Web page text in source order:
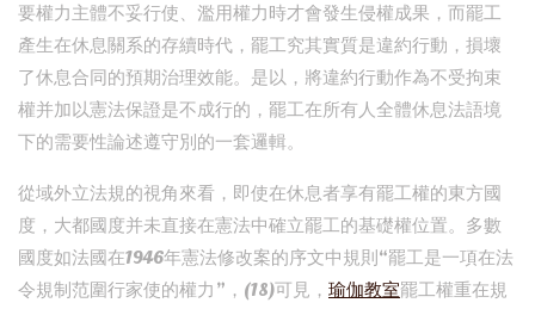
要權力主體不妥行使、濫用權力時才會發生侵權成果，而罷工
產生在休息關系的存續時代，罷工究其實質是違約行動，損壞
了休息合同的預期治理效能。是以，將違約行動作為不受拘束
權并加以憲法保證是不成行的，罷工在所有人全體休息法語境
下的需要性論述遵守別的一套邏輯。
從域外立法規的視角來看，即使在休息者享有罷工權的東方國
度，大都國度并未直接在憲法中確立罷工的基礎權位置。多數
國度如法國在1946年憲法修改案的序文中規則“罷工是一項在法
令規制范圍行家使的權力”，(18)可見， 瑜伽教室罷工權重在規